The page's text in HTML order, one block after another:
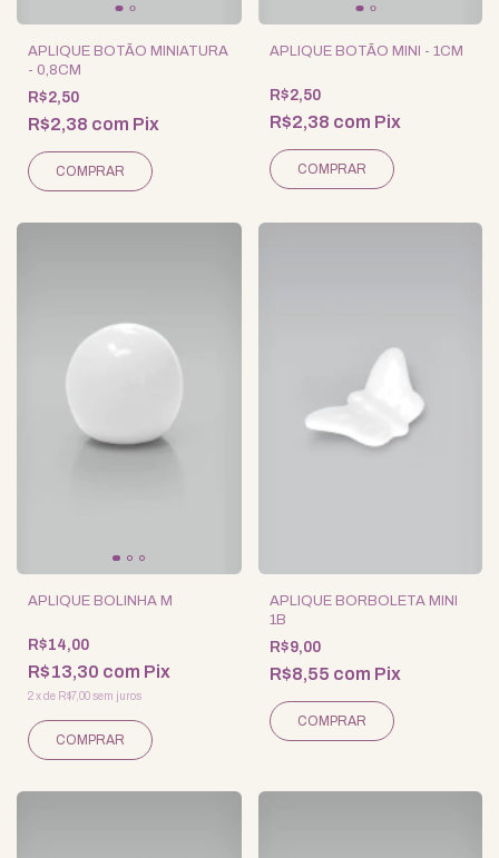
APLIQUE BOTÃO MINIATURA
- 0,8CM
R$2,50
R$2,38 com Pix
APLIQUE BOTÃO MINI - 1CM
R$2,50
R$2,38 com Pix
APLIQUE BOLINHA M
R$14,00
R$13,30 com Pix
2xde R$7,00sem juros
APLIQUE BORBOLETA MINI
1B
R$9,00
R$8,55 com Pix